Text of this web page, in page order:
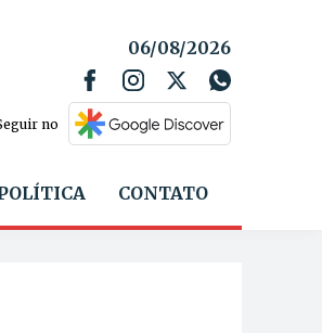
06/08/2026
no
CONTATO